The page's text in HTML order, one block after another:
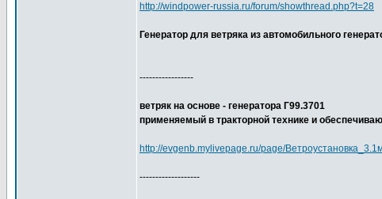
http://windpower-russia.ru/forum/showthread.php?t=28
Генератор для ветряка из автомобильного
-----------------
ветряк на основе - генератора Г99.3701
применяемый в тракторной технике и
http://evgenb.mylivepage.ru/page/
-------------------